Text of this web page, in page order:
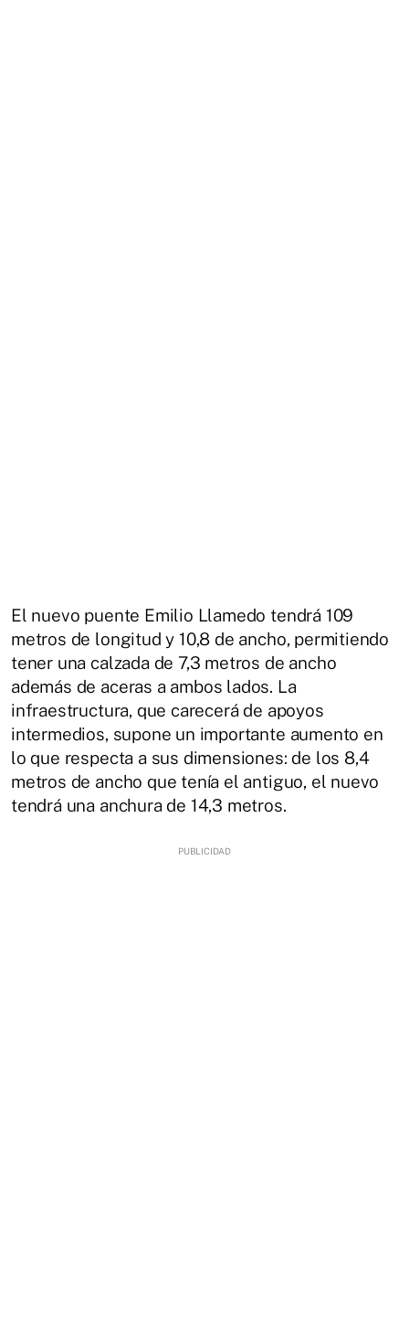
El nuevo puente Emilio Llamedo tendrá 109
metros de longitud y 10,8 de ancho, permitiendo
tener una calzada de 7,3 metros de ancho
además de aceras a ambos lados. La
infraestructura, que carecerá de apoyos
intermedios, supone un importante aumento en
lo que respecta a sus dimensiones: de los 8,4
metros de ancho que tenía el antiguo, el nuevo
tendrá una anchura de 14,3 metros.